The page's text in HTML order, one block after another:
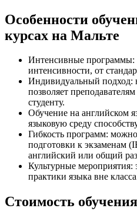
Особенности
курсах на Мальте
Интенсивные программы:
интенсивности, от
Индивидуальный подход:
позволяет
студенту.
Обучение на английском
языковую среду
Гибкость программ:
подготовки к экзаменам
английский или общий
Культурные мероприятия:
практики языка вне
Стоимость обучения